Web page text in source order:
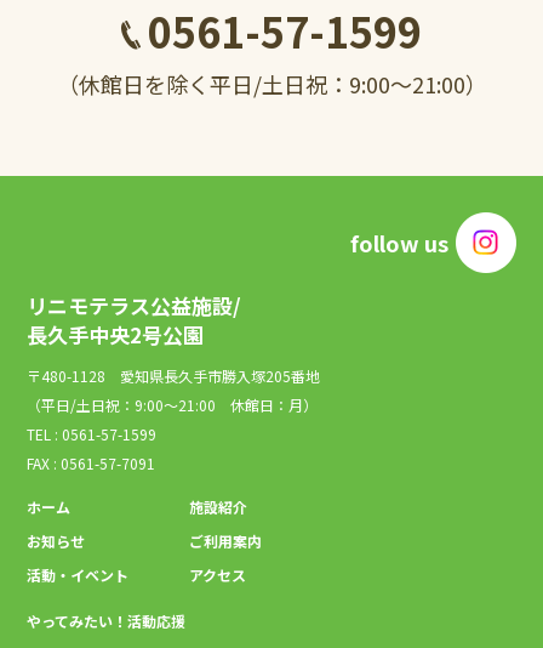
0561-57-1599
（休館日を除く平日/土日祝：9:00～21:00）
follow us
リニモテラス公益施設/
長久手中央2号公園
〒480-1128 愛知県長久手市勝入塚205番地
（平日/土日祝：9:00～21:00 休館日：月）
TEL : 0561-57-1599
FAX : 0561-57-7091
ホーム
お知らせ
活動・イベント
施設紹介
ご利用案内
アクセス
やってみたい！活動応援